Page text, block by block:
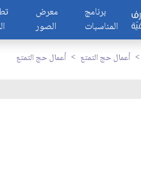
معرض
الصور
برنامج
المناسبات
أعمال حج التمتع أعمال حج التمتع